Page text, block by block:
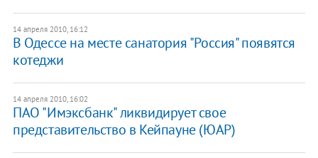
14 апреля 2010, 16:12
В Одессе на месте санатория "Россия" появятся
котеджи
14 апреля 2010, 16:02
ПАО "Имэксбанк" ликвидирует свое
представительство в Кейпауне (ЮАР)